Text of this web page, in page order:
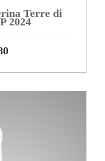
Terre di
2024